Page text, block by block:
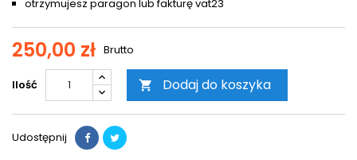
otrzymujesz paragon lub fakturę vat23
250,00 zł Brutto
Ilość  Dodaj do koszyka
Udostępnij